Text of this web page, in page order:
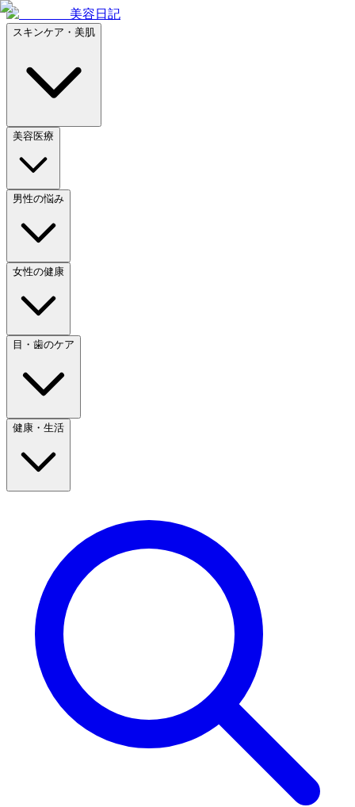
美容日記
スキンケア・美肌
美容医療
男性の悩み
女性の健康
目・歯のケア
健康・生活